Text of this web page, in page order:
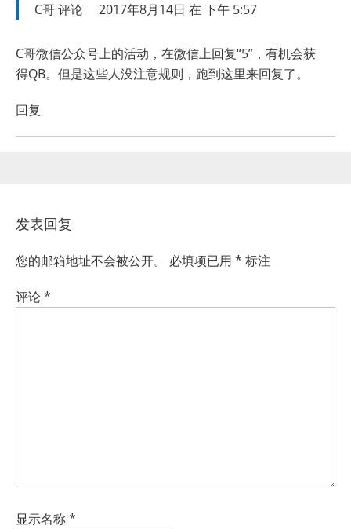
C哥评论 2017年8月14日 在 下午 5:57
C哥微信公众号上的活动，在微信上回复“5”，有机会获
得QB。但是这些人没注意规则，跑到这里来回复了。
回复
发表回复
您的邮箱地址不会被公开。 必填项已用 * 标注
评论*
显示名称*